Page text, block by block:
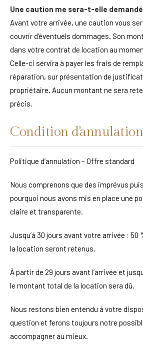
Une caution me sera-t-elle
Avant votre arrivée, une caution vous
couvrir d’éventuels dommages. Son
dans votre contrat de location au
Celle-ci servira à payer les frais de
réparation, sur présentation de
propriétaire. Aucun montant ne sera
précis.
Condition d'annulation
Politique d’annulation – Offre standard
Nous comprenons que des imprévus
pourquoi nous avons mis en place une
claire et transparente.
Jusqu’à 30 jours avant votre arrivée :
la location seront retenus.
À partir de 29 jours avant l’arrivée et
le montant total de la location sera dû.
Nous restons bien entendu à votre
question et ferons toujours notre
accompagner au mieux.